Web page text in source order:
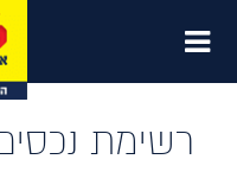
רשימת